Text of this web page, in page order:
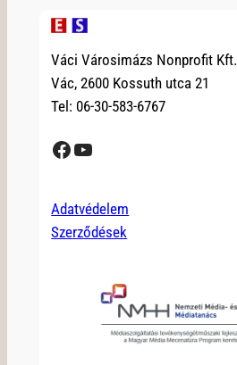
Váci Városimázs Nonprofit Kft.
Vác, 2600 Kossuth utca 21
Tel: 06-30-583-6767
Facebook YouTube
Adatvédelem
Szerződések